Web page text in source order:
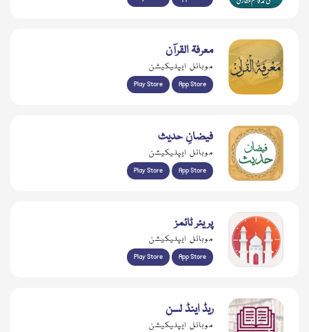
معرفۃ القرآن
موبائل ایپلیکیشن
Play Store App Store
فیضانِ حدیث
موبائل ایپلیکیشن
Play Store App Store
پریئر ٹائمز
موبائل ایپلیکیشن
Play Store App Store
ریڈ اینڈ لسن
موبائل ایپلیکیشن